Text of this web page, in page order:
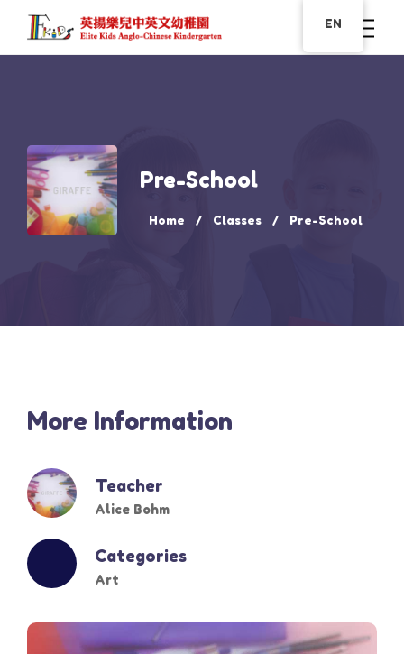
Pre-School
Home Classes Pre-School
More Information
Teacher
Alice Bohm
Categories
Art
EN